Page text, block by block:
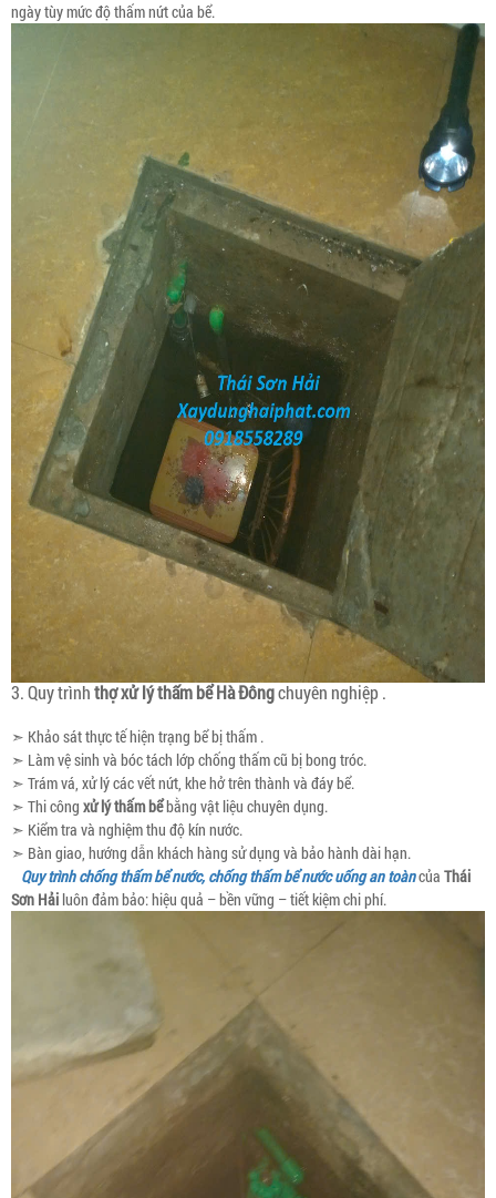
ngày tùy mức độ thấm nứt của bể.
3. Quy trìnhthợ xử lý thấm bể Hà Đôngchuyên nghiệp .
➣ Khảo sát thực tế hiện trạng bể bị thấm .
➣ Làm vệ sinh và bóc tách lớp chống thấm cũ bị bong tróc.
➣ Trám vá, xử lý các vết nứt, khe hở trên thành và đáy bể.
➣ Thi công xử lý thấm bểbằng vật liệu chuyên dụng.
➣ Kiểm tra và nghiệm thu độ kín nước.
➣ Bàn giao, hướng dẫn khách hàng sử dụng và bảo hành dài hạn.
Quy trình chống thấm bể nước, chống thấm bể nước uống an toàncủa Thái
Sơn Hải luôn đảm bảo: hiệu quả – bền vững – tiết kiệm chi phí.